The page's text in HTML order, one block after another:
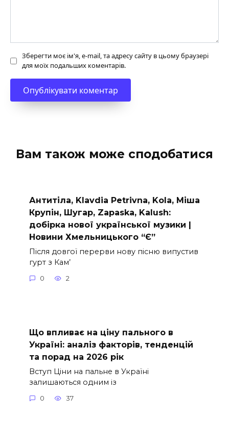
Зберегти моє ім'я, e-mail, та адресу сайту в цьому браузері
для моїх подальших коментарів.
Вам також може сподобатися
Антитіла, Klavdia Petrivna, Kola, Міша
Крупін, Шугар, Zapaska, Kalush:
добірка нової української музики |
Новини Хмельницького “Є”
Після довгої перерви нову пісню випустив
гурт з Кам’
0 2
Що впливає на ціну пального в
Україні: аналіз факторів, тенденцій
та порад на 2026 рік
Вступ Ціни на пальне в Україні
залишаються одним із
0 37